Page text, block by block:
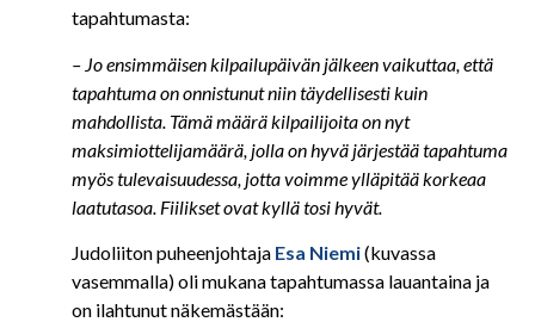
tapahtumasta:
– Jo ensimmäisen kilpailupäivän jälkeen vaikuttaa, että
tapahtuma on onnistunut niin täydellisesti kuin
mahdollista. Tämä määrä kilpailijoita on nyt
maksimiottelijamäärä, jolla on hyvä järjestää tapahtuma
myös tulevaisuudessa, jotta voimme ylläpitää korkeaa
laatutasoa. Fiilikset ovat kyllä tosi hyvät.
Judoliiton puheenjohtaja Esa Niemi(kuvassa
vasemmalla) oli mukana tapahtumassa lauantaina ja
on ilahtunut näkemästään: